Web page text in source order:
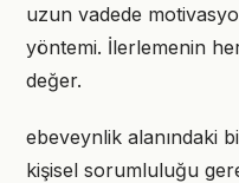
uzun vadede
yöntemi. İlerlemenin
değer.
ebeveynlik alanındaki
kişisel sorumluluğu